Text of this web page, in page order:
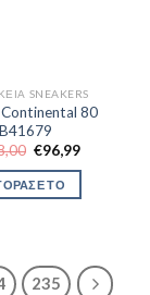
SNEAKERS
80
B41679
Original
price
was:
€118,00.
€96,99Η
ΤΟ
235